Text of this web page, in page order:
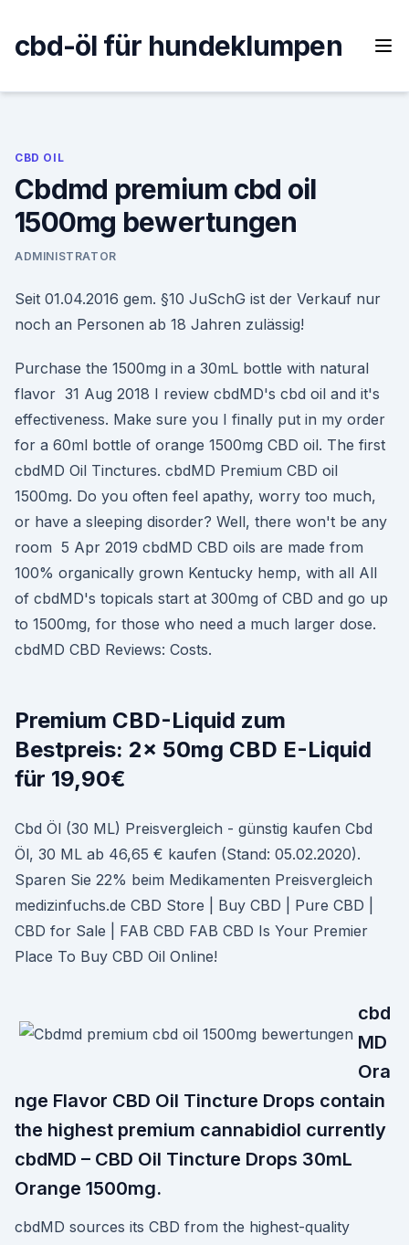
content
cbd-öl für hundeklumpen
CBD OIL
Cbdmd premium cbd oil
1500mg bewertungen
ADMINISTRATOR
Seit 01.04.2016 gem. §10 JuSchG ist der Verkauf nur
noch an Personen ab 18 Jahren zulässig!
Purchase the 1500mg in a 30mL bottle with natural
flavor 31 Aug 2018 I review cbdMD's cbd oil and it's
effectiveness. Make sure you I finally put in my order
for a 60ml bottle of orange 1500mg CBD oil. The first
cbdMD Oil Tinctures. cbdMD Premium CBD oil
1500mg. Do you often feel apathy, worry too much,
or have a sleeping disorder? Well, there won't be any
room 5 Apr 2019 cbdMD CBD oils are made from
100% organically grown Kentucky hemp, with all All
of cbdMD's topicals start at 300mg of CBD and go up
to 1500mg, for those who need a much larger dose.
cbdMD CBD Reviews: Costs.
Premium CBD-Liquid zum
Bestpreis: 2x 50mg CBD E-Liquid
für 19,90€
Cbd Öl (30 ML) Preisvergleich - günstig kaufen Cbd
Öl, 30 ML ab 46,65 € kaufen (Stand: 05.02.2020).
Sparen Sie 22% beim Medikamenten Preisvergleich
medizinfuchs.de CBD Store | Buy CBD | Pure CBD |
CBD for Sale | FAB CBD FAB CBD Is Your Premier
Place To Buy CBD Oil Online!
cbd
MD
Ora
nge Flavor CBD Oil Tincture Drops contain
the highest premium cannabidiol currently
cbdMD – CBD Oil Tincture Drops 30mL
Orange 1500mg.
cbdMD sources its CBD from the highest-quality